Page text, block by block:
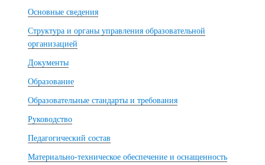
Основные сведения
Структура и органы управления образовательной
организацией
Документы
Образование
Образовательные стандарты и требования
Руководство
Педагогический состав
Материально-техническое обеспечение и оснащенность